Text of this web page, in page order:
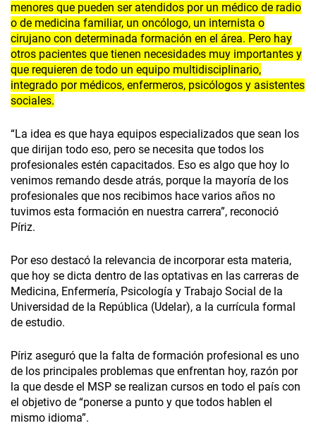
menores que pueden ser atendidos por un médico de radio
o de medicina familiar, un oncólogo, un internista o
cirujano con determinada formación en el área. Pero hay
otros pacientes que tienen necesidades muy importantes y
que requieren de todo un equipo multidisciplinario,
integrado por médicos, enfermeros, psicólogos y asistentes
sociales.
“La idea es que haya equipos especializados que sean los
que dirijan todo eso, pero se necesita que todos los
profesionales estén capacitados. Eso es algo que hoy lo
venimos remando desde atrás, porque la mayoría de los
profesionales que nos recibimos hace varios años no
tuvimos esta formación en nuestra carrera”, reconoció
Píriz.
Por eso destacó la relevancia de incorporar esta materia,
que hoy se dicta dentro de las optativas en las carreras de
Medicina, Enfermería, Psicología y Trabajo Social de la
Universidad de la República (Udelar), a la currícula formal
de estudio.
Píriz aseguró que la falta de formación profesional es uno
de los principales problemas que enfrentan hoy, razón por
la que desde el MSP se realizan cursos en todo el país con
el objetivo de “ponerse a punto y que todos hablen el
mismo idioma”.